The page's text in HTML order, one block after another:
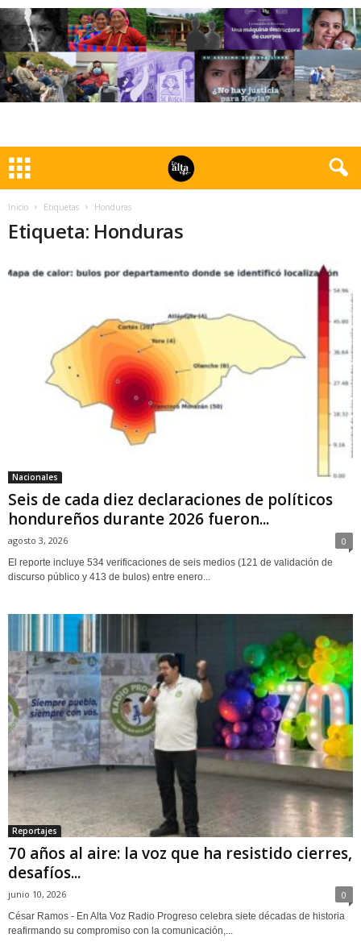
Inicio Etiquetas Honduras
Etiqueta: Honduras
Nacionales
Seis de cada diez declaraciones de políticos
hondureños durante 2026 fueron...
agosto 3, 2026 0
El reporte incluye 534 verificaciones de seis medios (121 de validación de
discurso público y 413 de bulos) entre enero...
Reportajes
70 años al aire: la voz que ha resistido cierres,
desafíos...
junio 10, 2026 0
César Ramos - En Alta Voz Radio Progreso celebra siete décadas de historia
reafirmando su compromiso con la comunicación,...